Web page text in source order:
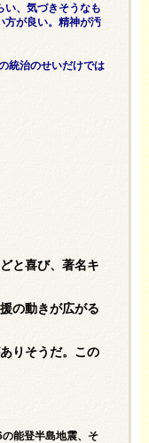
い、気づきそうなも
方が良い。精神が汚
統治のせいだけでは
と喜び、著名キ
の動きが広がる
りそうだ。この
能登半島地震、そ